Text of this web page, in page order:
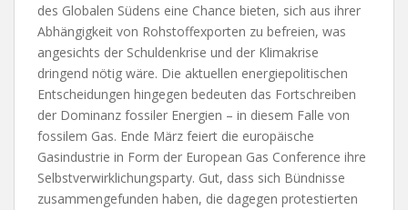
des Globalen Südens eine Chance bieten, sich aus ihrer
Abhängigkeit von Rohstoffexporten zu befreien, was
angesichts der Schuldenkrise und der Klimakrise
dringend nötig wäre. Die aktuellen energiepolitischen
Entscheidungen hingegen bedeuten das Fortschreiben
der Dominanz fossiler Energien – in diesem Falle von
fossilem Gas. Ende März feiert die europäische
Gasindustrie in Form der European Gas Conference ihre
Selbstverwirklichungsparty. Gut, dass sich Bündnisse
zusammengefunden haben, die dagegen protestierten